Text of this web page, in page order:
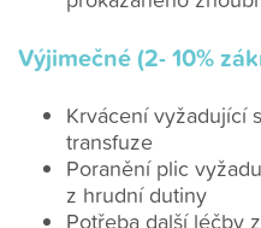
Výjimečné (2- 10%
Krvácení vyžadující
transfuze
Poranění plic
z hrudní dutiny
Potřeba další léčby